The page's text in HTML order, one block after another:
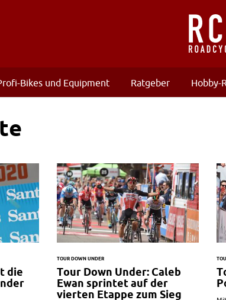
Bikes und Equipment Ratgeber Hobby-
die
TOUR DOWN UNDER
Tour Down Under: Caleb
Ewan sprintet auf der
vierten Etappe zum Sieg